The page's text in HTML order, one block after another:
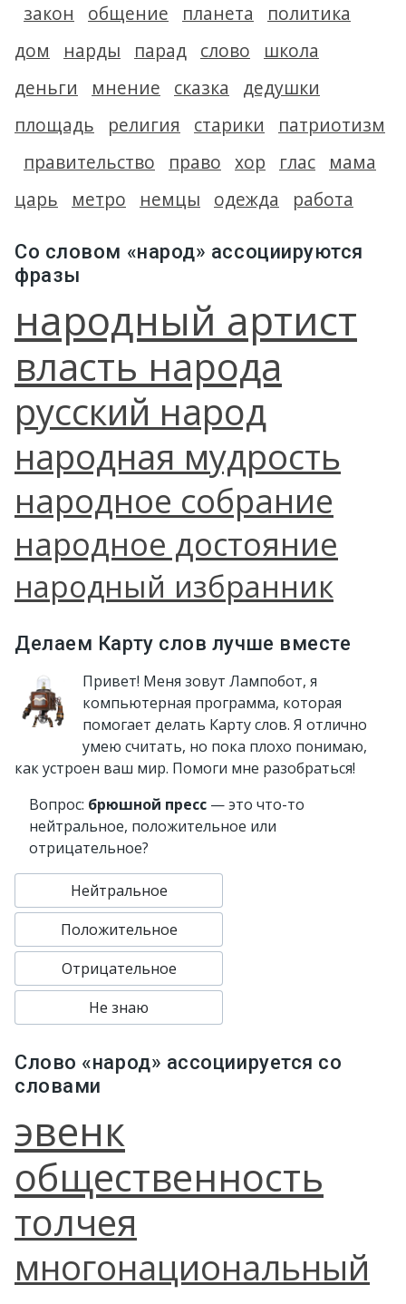
закон
общение планета
политика
дом
нарды парад слово
школа
деньги
мнение сказка
дедушки
площадь
религия старики
патриотизм
правительство
право хор глас
мама
царь
метро немцы одежда работа
Со словом «народ» ассоциируются
фразы
народный артист
власть народа
русский народ
народная мудрость
народное собрание
народное достояние
народный избранник
Делаем Карту слов лучше вместе
Привет! Меня зовут Лампобот, я
компьютерная программа, которая
помогает делать Карту слов. Я отлично
умею считать, но пока плохо понимаю,
как устроен ваш мир. Помоги мне разобраться!
Вопрос: брюшной пресс — это что-то
нейтральное, положительное или
отрицательное?
Нейтральное
Положительное
Отрицательное
Не знаю
Слово «народ» ассоциируется со
словами
эвенк
общественность
толчея
многонациональный